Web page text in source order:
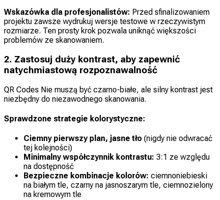
Wskazówka dla profesjonalistów: Przed sfinalizowaniem
projektu zawsze wydrukuj wersje testowe w rzeczywistym
rozmiarze. Ten prosty krok pozwala uniknąć większości
problemów ze skanowaniem.
2. Zastosuj duży kontrast, aby zapewnić
natychmiastową rozpoznawalność
QR Codes Nie muszą być czarno-białe, ale silny kontrast jest
niezbędny do niezawodnego skanowania.
Sprawdzone strategie kolorystyczne:
Ciemny pierwszy plan, jasne tło (nigdy nie odwracać
tej kolejności)
Minimalny współczynnik kontrastu: 3:1 ze względu
na dostępność
Bezpieczne kombinacje kolorów: ciemnoniebieski
na białym tle, czarny na jasnoszarym tle, ciemnozielony
na kremowym tle